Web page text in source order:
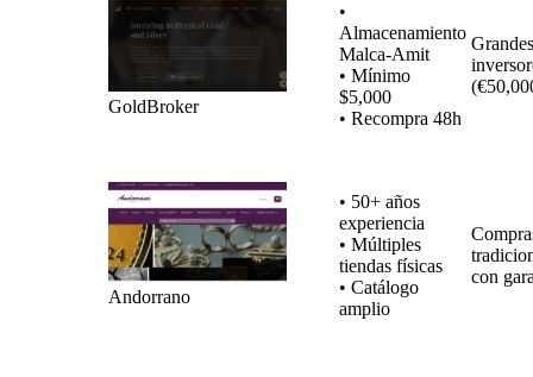
GoldBroker
•
Almacenamiento
Malca-Amit
• Mínimo
$5,000
• Recompra 48h
Grandes
Andorrano
• 50+ años
experiencia
• Múltiples
tiendas físicas
• Catálogo
amplio
con